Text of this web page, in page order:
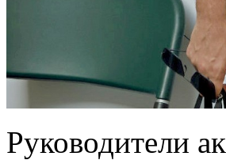
Руководители